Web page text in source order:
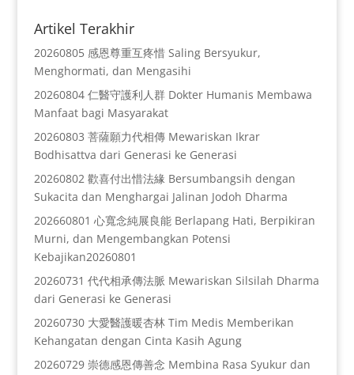
Artikel Terakhir
20260805 感恩尊重互疼惜 Saling Bersyukur,
Menghormati, dan Mengasihi
20260804 仁醫守護利人群 Dokter Humanis Membawa
Manfaat bagi Masyarakat
20260803 菩薩願力代相傳 Mewariskan Ikrar
Bodhisattva dari Generasi ke Generasi
20260802 歡喜付出惜法緣 Bersumbangsih dengan
Sukacita dan Menghargai Jalinan Jodoh Dharma
202660801 心寬念純展良能 Berlapang Hati, Berpikiran
Murni, dan Mengembangkan Potensi
Kebajikan20260801
20260731 代代相承傳法脈 Mewariskan Silsilah Dharma
dari Generasi ke Generasi
20260730 大愛醫護暖杏林 Tim Medis Memberikan
Kehangatan dengan Cinta Kasih Agung
20260729 崇德感恩傳善念 Membina Rasa Syukur dan